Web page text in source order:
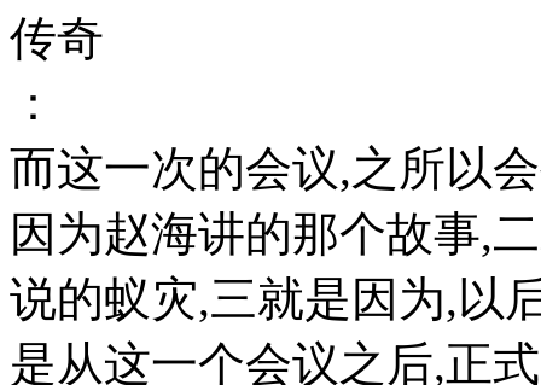
传奇
：
而这一次的会议,之所以
因为赵海讲的那个故事,
说的蚁灾,三就是因为,以
是从这一个会议之后,正